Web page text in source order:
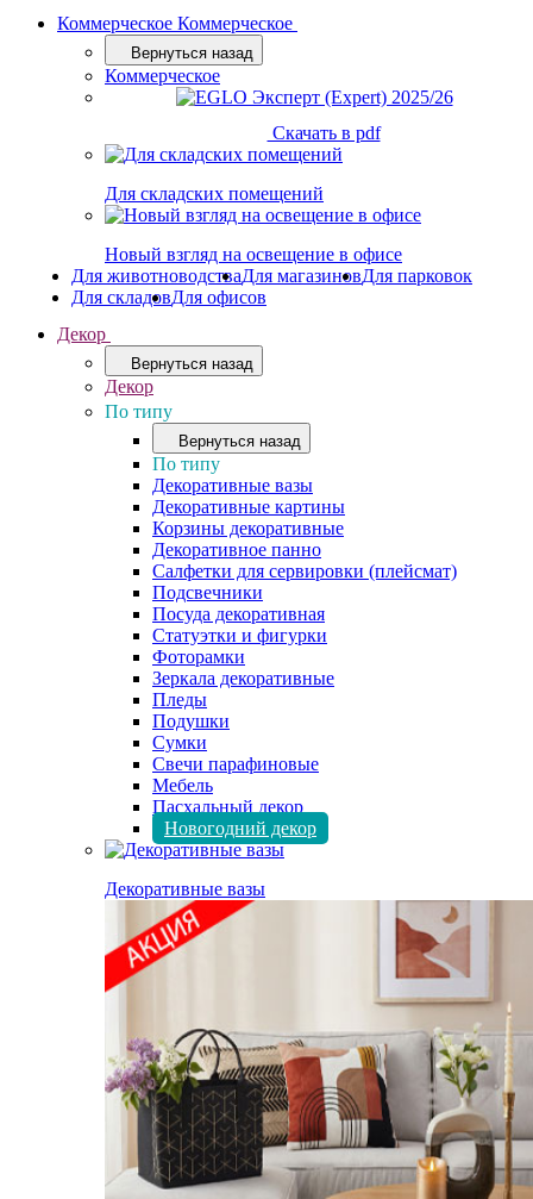
Коммерческое Коммерческое
Вернуться назад
Коммерческое
Скачать в pdf
Для складских помещений
Новый взгляд на освещение в офисе
Для животноводстваДля магазиновДля парковок
Для складовДля офисов
Декор
Вернуться назад
Декор
По типу
Вернуться назад
По типу
Декоративные вазы
Декоративные картины
Корзины декоративные
Декоративное панно
Салфетки для сервировки (плейсмат)
Подсвечники
Посуда декоративная
Статуэтки и фигурки
Фоторамки
Зеркала декоративные
Пледы
Подушки
Сумки
Свечи парафиновые
Мебель
Пасхальный декор
Новогодний декор
Декоративные вазы